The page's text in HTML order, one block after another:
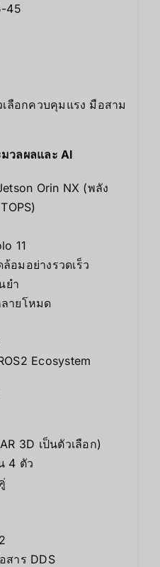
45
ลือกควบคุมแรง มือสาม
วลผลและ AI
Orin NX (พลัง
11
อมอย่างรวดเร็ว
ยำ
ายโหมด
Ecosystem
3D เป็นตัวเลือก)
4 ตัว
สาร DDS